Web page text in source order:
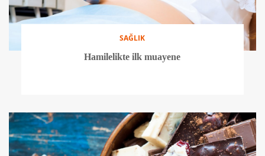
SAĞLIK
Hamilelikte ilk muayene